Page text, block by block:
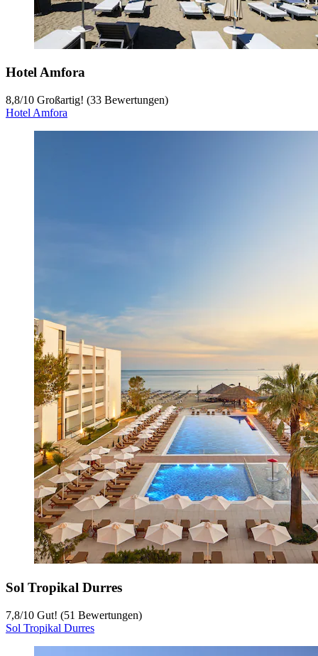
Hotel Amfora
8,8/10 Großartig! (33 Bewertungen)
Hotel Amfora
Sol Tropikal Durres
7,8/10 Gut! (51 Bewertungen)
Sol Tropikal Durres